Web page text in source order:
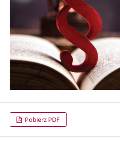
Pobierz PDF